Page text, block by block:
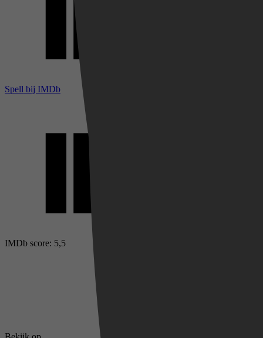
Spell bij IMDb
IMDb score: 5,5